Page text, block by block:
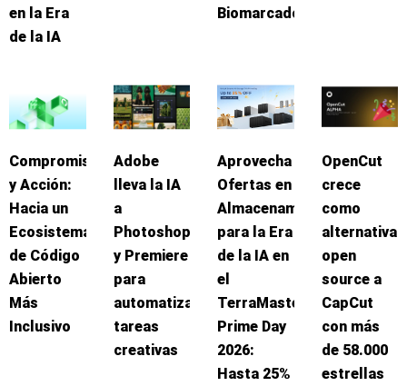
en la Era
de la IA
Biomarcadores
Compromiso
y Acción:
Hacia un
Ecosistema
de Código
Abierto
Más
Inclusivo
Adobe
lleva la IA
a
Photoshop
y Premiere
para
automatizar
tareas
creativas
Aprovecha
Ofertas en
Almacenamiento
para la Era
de la IA en
el
TerraMaster
Prime Day
2026:
Hasta 25%
OpenCut
crece
como
alternativa
open
source a
CapCut
con más
de 58.000
estrellas